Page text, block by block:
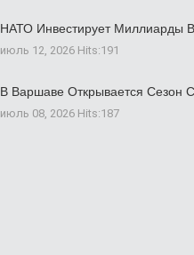
НАТО Инвестирует Миллиарды
июль 12, 2026 Hits:191
В Варшаве Открывается Сезон
июль 08, 2026 Hits:187